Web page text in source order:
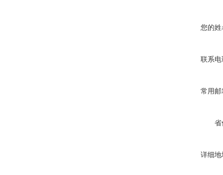
您的姓
联系电
常用邮
省
详细地